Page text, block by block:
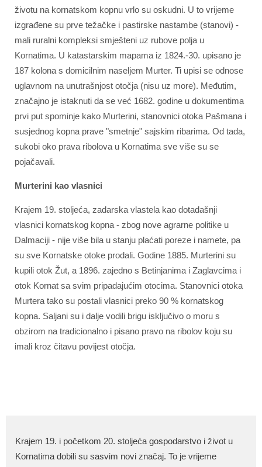
životu na kornatskom kopnu vrlo su oskudni. U to vrijeme
izgrađene su prve težačke i pastirske nastambe (stanovi) -
mali ruralni kompleksi smješteni uz rubove polja u
Kornatima. U katastarskim mapama iz 1824.-30. upisano je
187 kolona s domicilnim naseljem Murter. Ti upisi se odnose
uglavnom na unutrašnjost otočja (nisu uz more). Međutim,
značajno je istaknuti da se već 1682. godine u dokumentima
prvi put spominje kako Murterini, stanovnici otoka Pašmana i
susjednog kopna prave "smetnje" sajskim ribarima. Od tada,
sukobi oko prava ribolova u Kornatima sve više su se
pojačavali.
Murterini kao vlasnici
Krajem 19. stoljeća, zadarska vlastela kao dotadašnji
vlasnici kornatskog kopna - zbog nove agrarne politike u
Dalmaciji - nije više bila u stanju plaćati poreze i namete, pa
su sve Kornatske otoke prodali. Godine 1885. Murterini su
kupili otok Žut, a 1896. zajedno s Betinjanima i Zaglavcima i
otok Kornat sa svim pripadajućim otocima. Stanovnici otoka
Murtera tako su postali vlasnici preko 90 % kornatskog
kopna. Saljani su i dalje vodili brigu isključivo o moru s
obzirom na tradicionalno i pisano pravo na ribolov koju su
imali kroz čitavu povijest otočja.
Krajem 19. i početkom 20. stoljeća gospodarstvo i život u
Kornatima dobili su sasvim novi značaj. To je vrijeme